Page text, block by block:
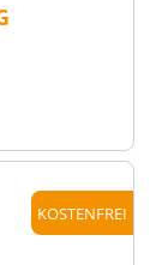
KOSTENFREI